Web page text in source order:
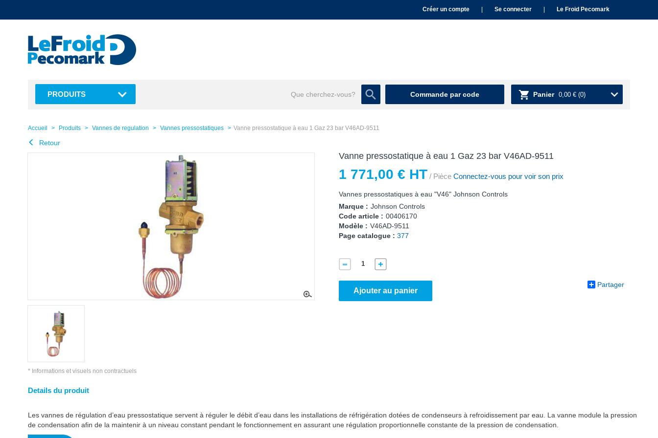
Créer un compte Se connecter Le Froid Pecomark
Commande par code Panier 0,00 € (0)
PRODUITS
Accueil Produits Vannes de regulation Vannes pressostatiques Vanne pressostatique à eau 1 Gaz 23 bar V46AD-9511
Retour
* Informations et visuels non contractuels
Details du produit
Vanne pressostatique à eau 1 Gaz 23 bar V46AD-9511
1 771,00 € HT / Pièce Connectez-vous pour voir son prix
Vannes pressostatiques à eau "V46" Johnson Controls
Marque : Johnson Controls
Code article : 00406170
Modèle : V46AD-9511
Page catalogue : 377
Ajouter au panier
Partager
Les vannes de régulation d’eau pressostatique servent à réguler le débit d’eau dans les installations de réfrigération dotées de condenseurs à refroidissement par eau. La vanne module la pression
de condensation afin de la maintenir à un niveau constant pendant le fonctionnement en assurant une régulation proportionnelle constante de la pression de condensation.